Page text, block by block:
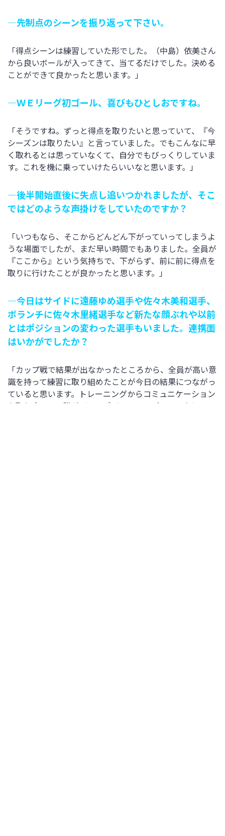
―先制点のシーンを振り返って下さい。
「得点シーンは練習していた形でした。（中島）依美さん
から良いボールが入ってきて、当てるだけでした。決める
ことができて良かったと思います。」
―ＷＥリーグ初ゴール、喜びもひとしおですね。
「そうですね。ずっと得点を取りたいと思っていて、『今
シーズンは取りたい』と言っていました。でもこんなに早
く取れるとは思っていなくて、自分でもびっくりしていま
す。これを機に乗っていけたらいいなと思います。」
―後半開始直後に失点し追いつかれましたが、そこ
ではどのような声掛けをしていたのですか？
「いつもなら、そこからどんどん下がっていってしまうよ
うな場面でしたが、まだ早い時間でもありました。全員が
『ここから』という気持ちで、下がらず、前に前に得点を
取りに行けたことが良かったと思います。」
―今日はサイドに遠藤ゆめ選手や佐々木美和選手、
ボランチに佐々木里緒選手など新たな顔ぶれや以前
とはポジションの変わった選手もいました。連携面
はいかがでしたか？
「カップ戦で結果が出なかったところから、全員が高い意
識を持って練習に取り組めたことが今日の結果につながっ
ていると思います。トレーニングからコミュニケーション
を取り合って、誰がどこのポジションでプレーしたとして